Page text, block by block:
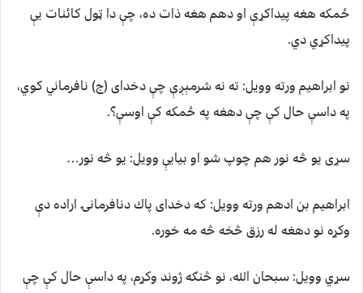
ځمكه هغه پيداكړې او دهم هغه ذات ده، چې دا ټول كائنات يې
پيداكړي دي.
نو ابراهيم ورته وويل: ته نه شرمېږې چې دخداى (ج) نافرماني كوي،
په داسې حال كې چې دهغه په ځمكه كې اوسې؟.
سړى يو څه نور هم چوپ شو او بيايې وويل: يو څه نور…
ابراهيم بن ادهم ورته وويل: كه دخداى پاك دنافرمانۍ اراده دې
وكړه نو دهغه له رزق څخه څه مه خوره.
سړي وويل: سبحان الله، نو څنګه ژوند وكړم، په داسې حال كې چې